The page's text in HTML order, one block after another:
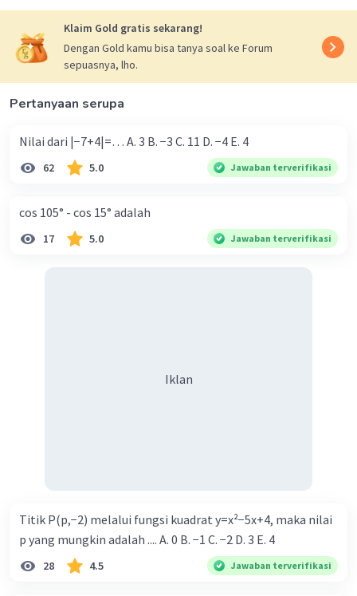
Klaim Gold gratis sekarang!
Dengan Gold kamu bisa tanya soal ke Forum
sepuasnya, lho.
Pertanyaan serupa
Nilai dari |−7+4|=… A. 3 B. −3 C. 11 D. −4 E. 4
62 5.0 Jawaban terverifikasi
cos 105° - cos 15° adalah
17 5.0 Jawaban terverifikasi
Iklan
Titik P(p,−2) melalui fungsi kuadrat y=x²−5x+4, maka nilai
p yang mungkin adalah .... A. 0 B. −1 C. −2 D. 3 E. 4
28 4.5 Jawaban terverifikasi